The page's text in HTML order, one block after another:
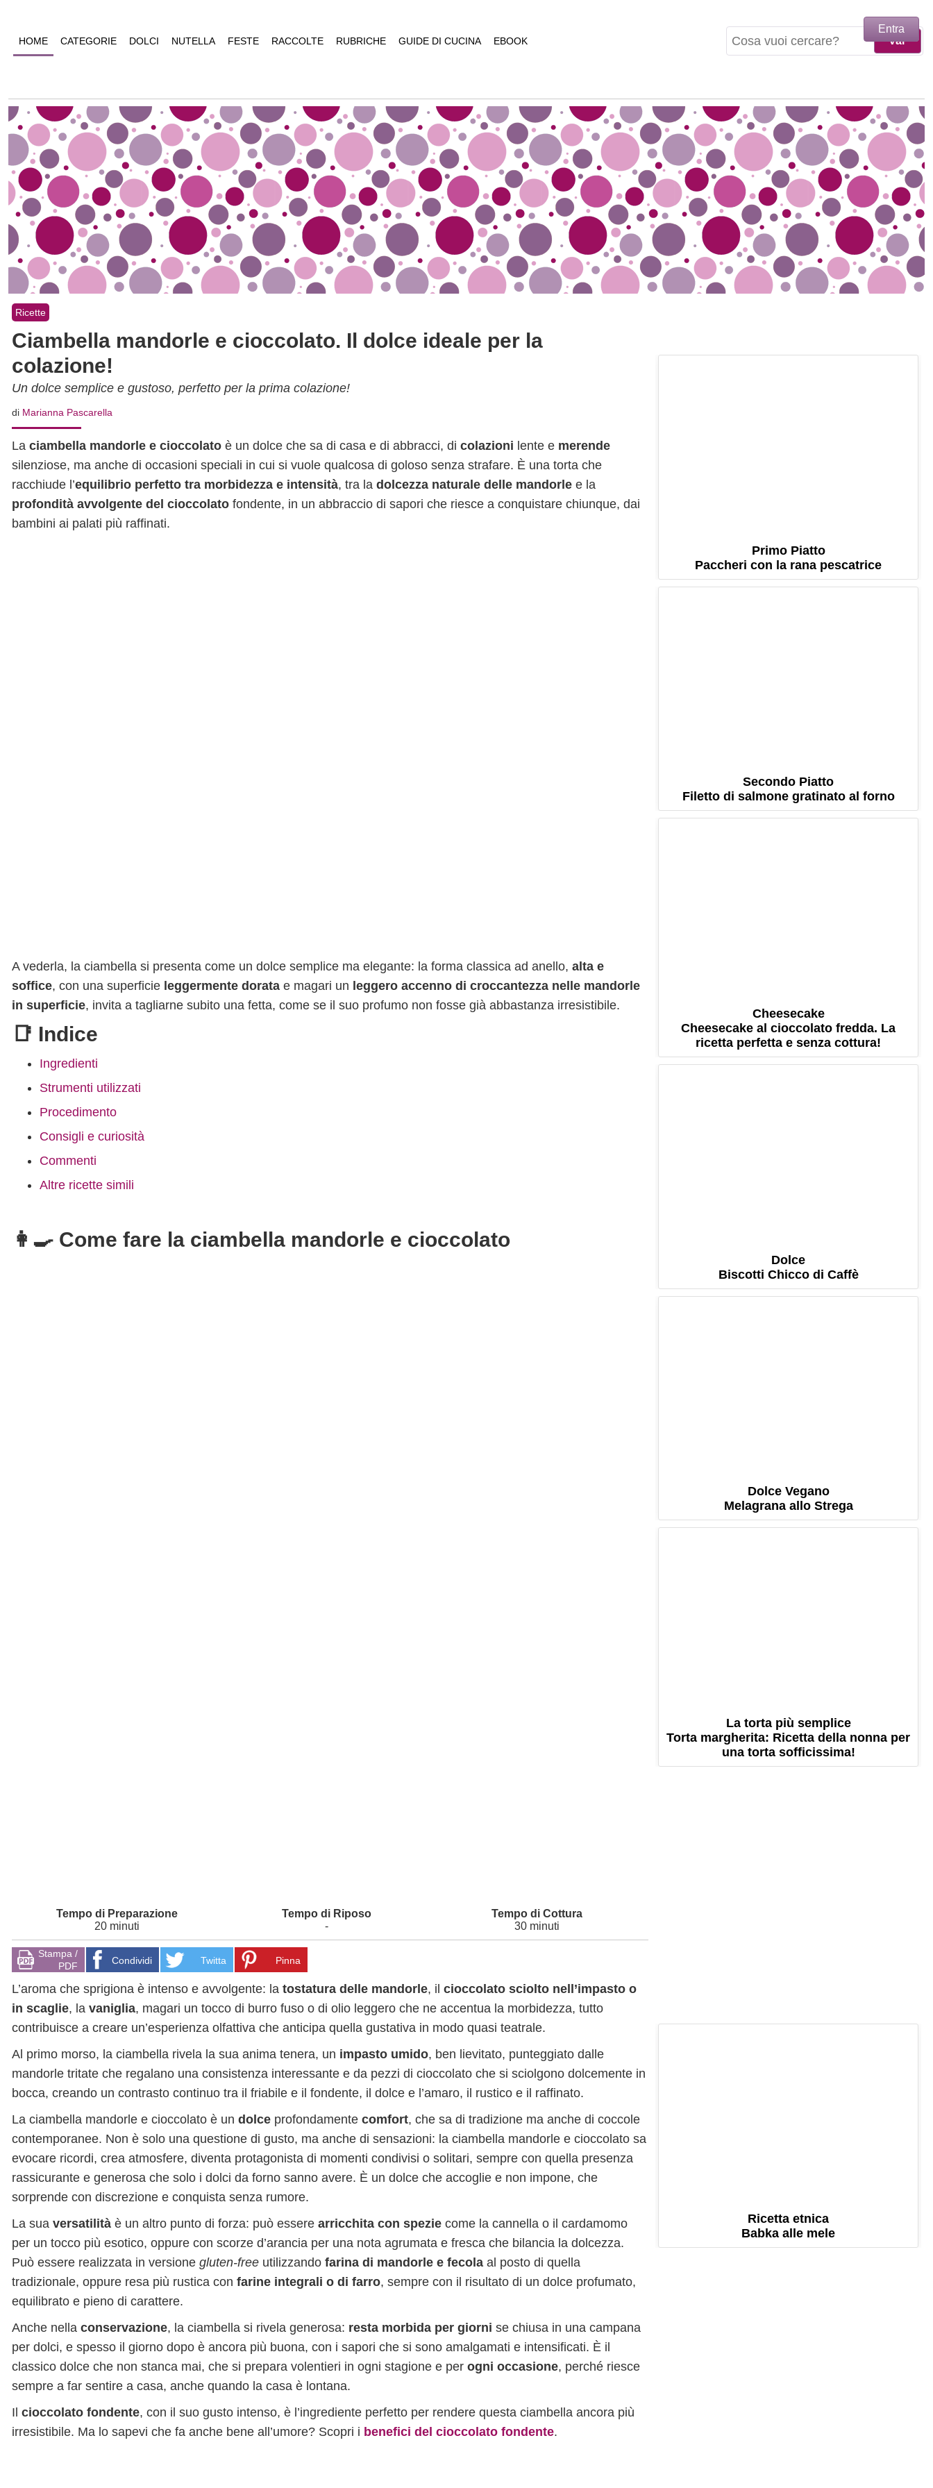
HOME CATEGORIE DOLCI NUTELLA FESTE RACCOLTE RUBRICHE GUIDE DI CUCINA EBOOK
Ricette
Ciambella mandorle e cioccolato. Il dolce ideale per la
colazione!
Un dolce semplice e gustoso, perfetto per la prima colazione!
di Marianna Pascarella
La ciambella mandorle e cioccolato è un dolce che sa di casa e di abbracci, di colazioni lente e merende
silenziose, ma anche di occasioni speciali in cui si vuole qualcosa di goloso senza strafare. È una torta che
racchiude l’equilibrio perfetto tra morbidezza e intensità, tra la dolcezza naturale delle mandorle e la
profondità avvolgente del cioccolato fondente, in un abbraccio di sapori che riesce a conquistare chiunque, dai
bambini ai palati più raffinati.
A vederla, la ciambella si presenta come un dolce semplice ma elegante: la forma classica ad anello, alta e
soffice, con una superficie leggermente dorata e magari un leggero accenno di croccantezza nelle mandorle
in superficie, invita a tagliarne subito una fetta, come se il suo profumo non fosse già abbastanza irresistibile.
📑 Indice
Ingredienti
Strumenti utilizzati
Procedimento
Consigli e curiosità
Commenti
Altre ricette simili
👩‍🍳 Come fare la ciambella mandorle e cioccolato
20 minuti - 30 minuti
Stampa /
PDF
Condividi Twitta Pinna
L’aroma che sprigiona è intenso e avvolgente: la tostatura delle mandorle, il cioccolato sciolto nell’impasto o
in scaglie, la vaniglia, magari un tocco di burro fuso o di olio leggero che ne accentua la morbidezza, tutto
contribuisce a creare un’esperienza olfattiva che anticipa quella gustativa in modo quasi teatrale.
Al primo morso, la ciambella rivela la sua anima tenera, un impasto umido, ben lievitato, punteggiato dalle
mandorle tritate che regalano una consistenza interessante e da pezzi di cioccolato che si sciolgono dolcemente in
bocca, creando un contrasto continuo tra il friabile e il fondente, il dolce e l’amaro, il rustico e il raffinato.
La ciambella mandorle e cioccolato è un dolce profondamente comfort, che sa di tradizione ma anche di coccole
contemporanee. Non è solo una questione di gusto, ma anche di sensazioni: la ciambella mandorle e cioccolato sa
evocare ricordi, crea atmosfere, diventa protagonista di momenti condivisi o solitari, sempre con quella presenza
rassicurante e generosa che solo i dolci da forno sanno avere. È un dolce che accoglie e non impone, che
sorprende con discrezione e conquista senza rumore.
La sua versatilità è un altro punto di forza: può essere arricchita con spezie come la cannella o il cardamomo
per un tocco più esotico, oppure con scorze d’arancia per una nota agrumata e fresca che bilancia la dolcezza.
Può essere realizzata in versione gluten-free utilizzando farina di mandorle e fecola al posto di quella
tradizionale, oppure resa più rustica con farine integrali o di farro, sempre con il risultato di un dolce profumato,
equilibrato e pieno di carattere.
Anche nella conservazione, la ciambella si rivela generosa: resta morbida per giorni se chiusa in una campana
per dolci, e spesso il giorno dopo è ancora più buona, con i sapori che si sono amalgamati e intensificati. È il
classico dolce che non stanca mai, che si prepara volentieri in ogni stagione e per ogni occasione, perché riesce
sempre a far sentire a casa, anche quando la casa è lontana.
Il cioccolato fondente, con il suo gusto intenso, è l’ingrediente perfetto per rendere questa ciambella ancora più
irresistibile. Ma lo sapevi che fa anche bene all’umore? Scopri i benefici del cioccolato fondente.
Primo Piatto
Paccheri con la rana pescatrice
Secondo Piatto
Filetto di salmone gratinato al forno
Cheesecake
Cheesecake al cioccolato fredda. La
ricetta perfetta e senza cottura!
Dolce
Biscotti Chicco di Caffè
Dolce Vegano
Melagrana allo Strega
La torta più semplice
Torta margherita: Ricetta della nonna per
una torta sofficissima!
Ricetta etnica
Babka alle mele
Entra